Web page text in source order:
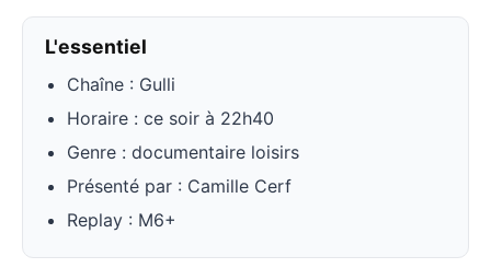
L'essentiel
Chaîne : Gulli
Horaire : ce soir à 22h40
Genre : documentaire loisirs
Présenté par : Camille Cerf
Replay : M6+